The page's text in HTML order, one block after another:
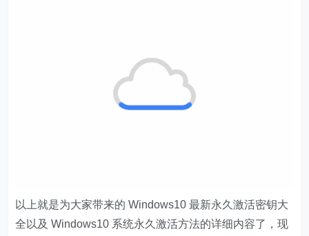
以上就是为大家带来的 Windows10 最新永久激活密钥大
全以及 Windows10 系统永久激活方法的详细内容了，现